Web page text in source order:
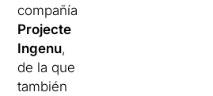
compañía
Projecte
Ingenu,
de la que
también